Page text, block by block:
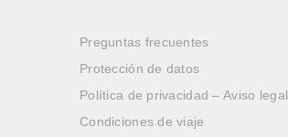
Preguntas frecuentes
Protección de datos
Política de privacidad – Aviso legal
Condiciones de viaje